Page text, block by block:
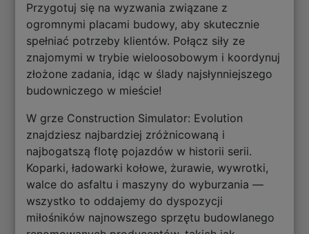
Przygotuj się na wyzwania związane z
ogromnymi placami budowy, aby skutecznie
spełniać potrzeby klientów. Połącz siły ze
znajomymi w trybie wieloosobowym i koordynuj
złożone zadania, idąc w ślady najsłynniejszego
budowniczego w mieście!
W grze Construction Simulator: Evolution
znajdziesz najbardziej zróżnicowaną i
najbogatszą flotę pojazdów w historii serii.
Koparki, ładowarki kołowe, żurawie, wywrotki,
walce do asfaltu i maszyny do wyburzania —
wszystko to oddajemy do dyspozycji
miłośników najnowszego sprzętu budowlanego